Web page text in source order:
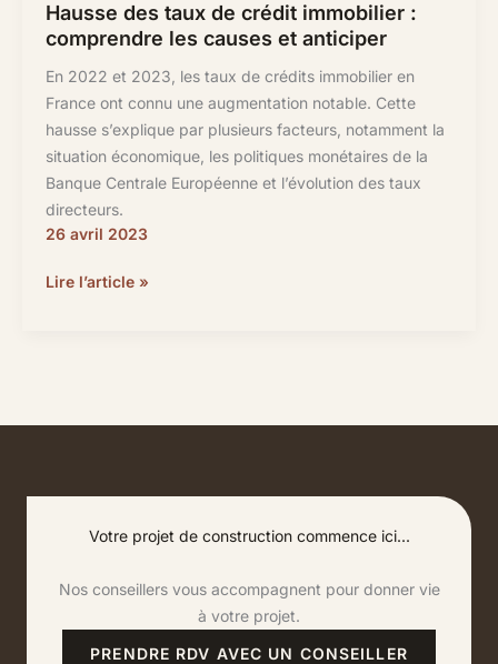
Hausse des taux de crédit immobilier :
comprendre les causes et anticiper
En 2022 et 2023, les taux de crédits immobilier en
France ont connu une augmentation notable. Cette
hausse s’explique par plusieurs facteurs, notamment la
situation économique, les politiques monétaires de la
Banque Centrale Européenne et l’évolution des taux
directeurs.
26 avril 2023
Hausse
les
Lire l’article »
Votre projet de construction commence ici...
Nos conseillers vous accompagnent pour donner vie
à votre projet.
PRENDRE RDV AVEC UN CONSEILLER